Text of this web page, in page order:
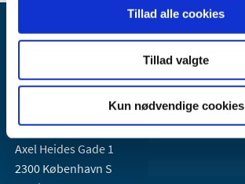
Tillad alle cookies
Tillad valgte
Kun nødvendige cookies
Danish Medicines Agency
Axel Heides Gade 1
2300 København S